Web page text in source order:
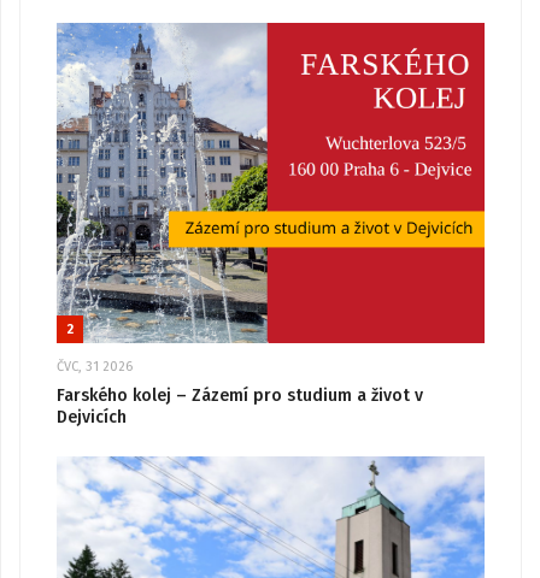
2
ČVC, 31 2026
Farského kolej – Zázemí pro studium a život v
Dejvicích